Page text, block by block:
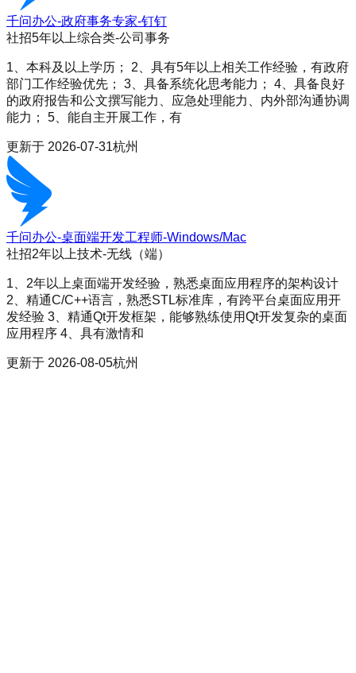
千问办公-政府事务专家-钉钉
社招5年以上综合类-公司事务
1、本科及以上学历； 2、具有5年以上相关工作经验，有政府
部门工作经验优先； 3、具备系统化思考能力； 4、具备良好
的政府报告和公文撰写能力、应急处理能力、内外部沟通协调
能力； 5、能自主开展工作，有
更新于 2026-07-31杭州
千问办公-桌面端开发工程师-Windows/Mac
社招2年以上技术-无线（端）
1、2年以上桌面端开发经验，熟悉桌面应用程序的架构设计
2、精通C/C++语言，熟悉STL标准库，有跨平台桌面应用开
发经验 3、精通Qt开发框架，能够熟练使用Qt开发复杂的桌面
应用程序 4、具有激情和
更新于 2026-08-05杭州